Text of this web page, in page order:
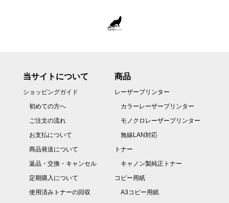
当サイトについて
ショッピングガイド
初めての方へ
ご注文の流れ
お支払について
商品発送について
返品・交換・キャンセル
定期購入について
使用済みトナーの回収
商品
レーザープリンター
カラーレーザープリンター
モノクロレーザープリンター
無線LAN対応
トナー
キャノン製純正トナー
コピー用紙
A3コピー用紙